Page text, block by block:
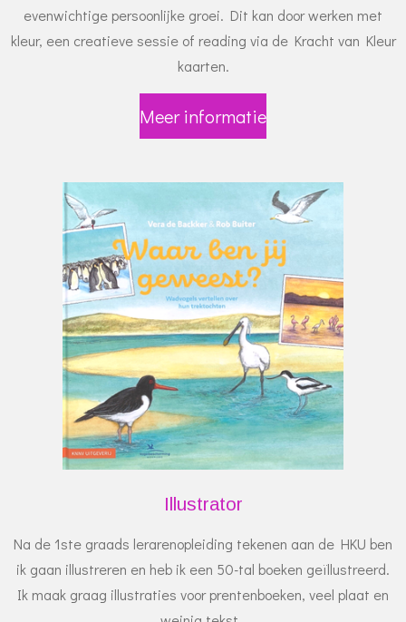
evenwichtige persoonlijke groei. Dit kan door werken met
kleur, een creatieve sessie of reading via de Kracht van Kleur
kaarten.
Meer informatie
Illustrator
Na de 1ste graads lerarenopleiding tekenen aan de HKU ben
ik gaan illustreren en heb ik een 50-tal boeken geïllustreerd.
Ik maak graag illustraties voor prentenboeken, veel plaat en